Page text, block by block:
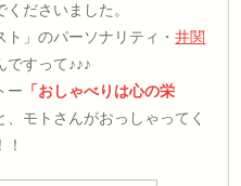
ださいました。
ト」のパーソナリティ・井関
ですって♪♪♪
ー 「おしゃべりは心の栄
モトさんがおっしゃってく